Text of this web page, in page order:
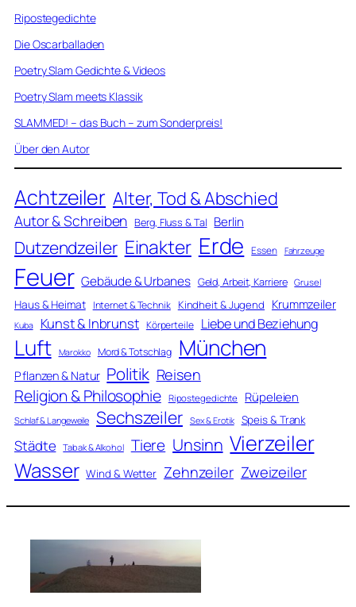
Ripostegedichte
Die Oscarballaden
Poetry Slam Gedichte & Videos
Poetry Slam meets Klassik
SLAMMED! – das Buch – zum Sonderpreis!
Über den Autor
Achtzeiler Alter, Tod & Abschied
Autor & Schreiben Berg, Fluss & Tal Berlin
Dutzendzeiler Einakter Erde Essen Fahrzeuge
Feuer Gebäude & Urbanes Geld, Arbeit, Karriere Grusel
Haus & Heimat Internet & Technik Kindheit & Jugend Krummzeiler
Kuba Kunst & Inbrunst Körperteile Liebe und Beziehung
Luft Marokko Mord & Totschlag München
Pflanzen & Natur Politik Reisen
Religion & Philosophie Ripostegedichte Rüpeleien
Schlaf & Langeweile Sechszeiler Sex & Erotik Speis & Trank
Städte Tabak & Alkohol Tiere Unsinn Vierzeiler
Wasser Wind & Wetter Zehnzeiler Zweizeiler